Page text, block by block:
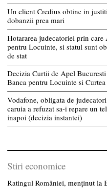
Un client Credius obtine in
dobanzii prea mari
Hotararea judecatoriei prin
pentru Locuinte, si statul sunt
de stat
Decizia Curtii de Apel
Banca pentru Locuinte si
Vodafone, obligata de
caruia a refuzat sa-i repare un
inapoi (decizia instantei)
Stiri economice
Ratingul României, menținut la